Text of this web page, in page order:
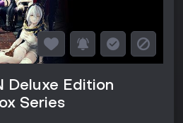
Deluxe Edition
Series